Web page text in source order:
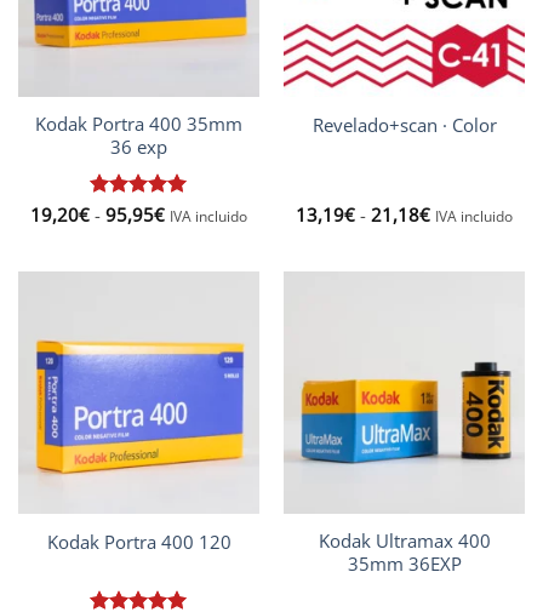
Kodak Portra 400 35mm
36 exp
Valorado
19,20€ - 95,95€Rango
de
IVA incluido
Revelado+scan · Color
13,19€ - 21,18€Rango
de
IVA incluido
Kodak Portra 400 120
Kodak Ultramax 400
35mm 36EXP